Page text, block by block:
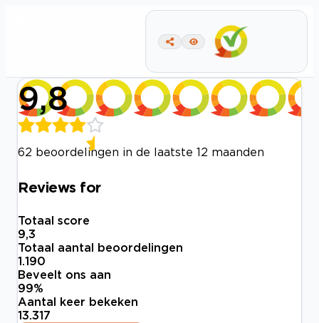
9,8
62 beoordelingen in de laatste 12 maanden
Reviews for
Totaal score
9,3
Totaal aantal beoordelingen
1.190
Beveelt ons aan
99%
Aantal keer bekeken
13.317